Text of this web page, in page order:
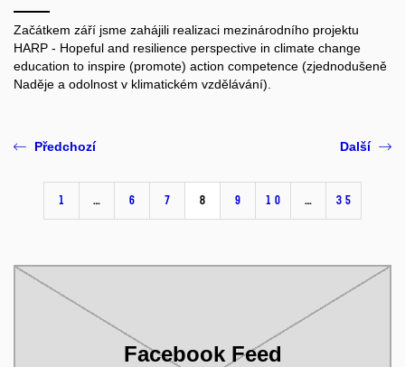
Začátkem září jsme zahájili realizaci mezinárodního projektu
HARP - Hopeful and resilience perspective in climate change
education to inspire (promote) action competence (zjednodušeně
Naděje a odolnost v klimatickém vzdělávání).
Předchozí
1 … 6 7 8 9 10 … 35
Další
Facebook Feed